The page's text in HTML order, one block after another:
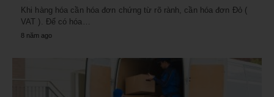
Khi hàng hóa cần hóa đơn chứng từ rõ rành, cần hóa đơn Đỏ (
VAT ). Để có hóa…
8 năm ago